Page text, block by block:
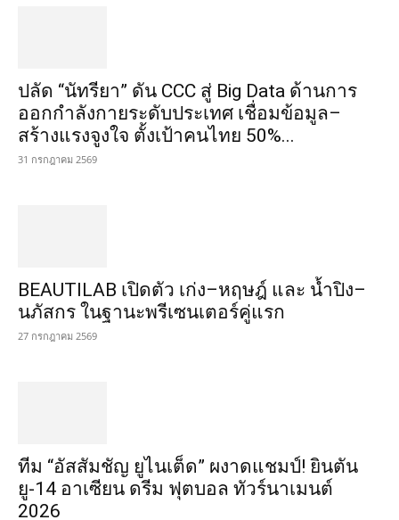
ปลัด “นัทรียา” ดัน CCC สู่ Big Data ด้านการ
ออกกำลังกายระดับประเทศ เชื่อมข้อมูล–
สร้างแรงจูงใจ ตั้งเป้าคนไทย 50%...
31 กรกฎาคม 2569
BEAUTILAB เปิดตัว เก่ง–หฤษฎ์ และ น้ำปิง–
นภัสกร ในฐานะพรีเซนเตอร์คู่แรก
27 กรกฎาคม 2569
ทีม “อัสสัมชัญ ยูไนเต็ด” ผงาดแชมป์! ยินตัน
ยู-14 อาเซียน ดรีม ฟุตบอล ทัวร์นาเมนต์
2026